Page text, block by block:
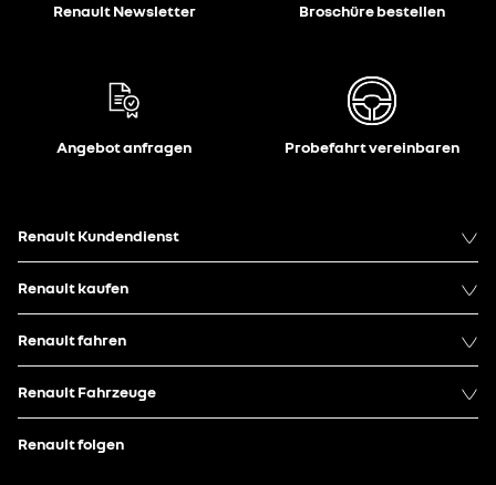
Renault Newsletter Broschüre bestellen
Angebot anfragen Probefahrt vereinbaren
Renault Kundendienst
Renault kaufen
Renault fahren
Renault Fahrzeuge
Renault folgen